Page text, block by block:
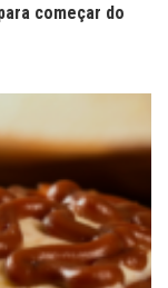
começar do